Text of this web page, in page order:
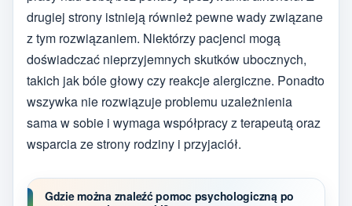
drugiej strony istnieją również pewne wady związane
z tym rozwiązaniem. Niektórzy pacjenci mogą
doświadczać nieprzyjemnych skutków ubocznych,
takich jak bóle głowy czy reakcje alergiczne. Ponadto
wszywka nie rozwiązuje problemu uzależnienia
sama w sobie i wymaga współpracy z terapeutą oraz
wsparcia ze strony rodziny i przyjaciół.
Gdzie można znaleźć pomoc psychologiczną po